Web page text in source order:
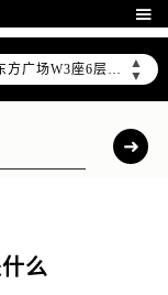

▲
▼
北京市东城区东长安街1号王府井东方广场W3座6层602室售后服务中心（需提前预约）
么